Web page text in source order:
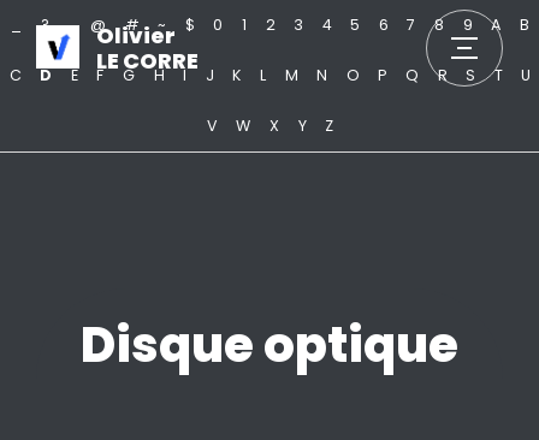
Olivier
LE CORRE
? . @ # ~ $ 0 1 2 3 4 5 6 7 8 9 A B
C D E F G H I J K L M N O P Q R S T U
V W X Y Z
Disque optique